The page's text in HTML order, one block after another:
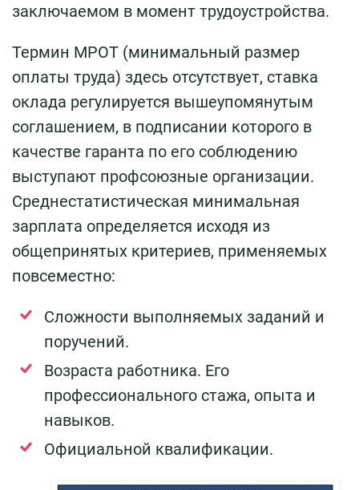
заключаемом в момент трудоустройства.
Термин МРОТ (минимальный размер
оплаты труда) здесь отсутствует, ставка
оклада регулируется вышеупомянутым
соглашением, в подписании которого в
качестве гаранта по его соблюдению
выступают профсоюзные организации.
Среднестатистическая минимальная
зарплата определяется исходя из
общепринятых критериев, применяемых
повсеместно:
Сложности выполняемых заданий и
поручений.
Возраста работника. Его
профессионального стажа, опыта и
навыков.
Официальной квалификации.